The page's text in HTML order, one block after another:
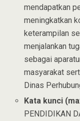
mendapatkan
meningkatkan
keterampilan
menjalankan
sebagai
masyarakat
Dinas
Kata kunci
PENDIDIKAN